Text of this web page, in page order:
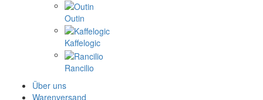
Outin
Kaffelogic
Rancilio
Über uns
Warenversand